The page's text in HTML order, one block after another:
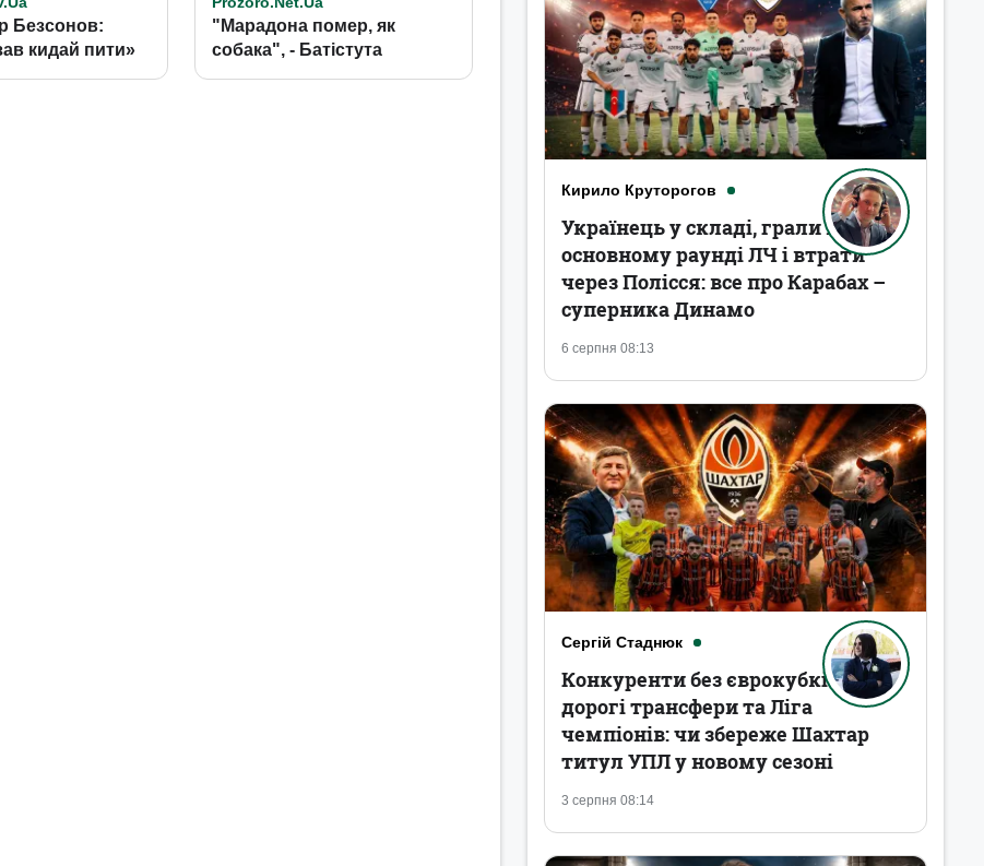
Кирило Круторогов
6 серпня 08:13
Українець у складі, грали в
основному раунді ЛЧ і втрати
через Полісся: все про Карабах –
суперника Динамо
Сергій Стаднюк
3 серпня 08:14
Конкуренти без єврокубків,
дорогі трансфери та Ліга
чемпіонів: чи збереже Шахтар
титул УПЛ у новому сезоні